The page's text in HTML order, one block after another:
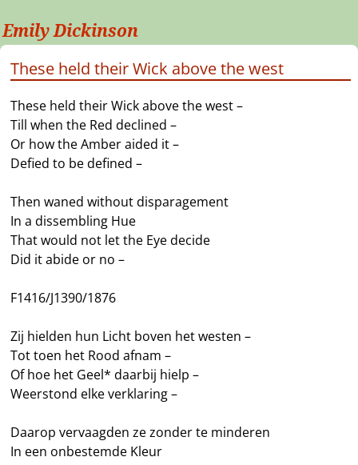
Emily Dickinson
These held their Wick above the west
These held their Wick above the west –
Till when the Red declined –
Or how the Amber aided it –
Defied to be defined –
Then waned without disparagement
In a dissembling Hue
That would not let the Eye decide
Did it abide or no –
F1416/J1390/1876
Zij hielden hun Licht boven het westen –
Tot toen het Rood afnam –
Of hoe het Geel* daarbij hielp –
Weerstond elke verklaring –
Daarop vervaagden ze zonder te minderen
In een onbestemde Kleur